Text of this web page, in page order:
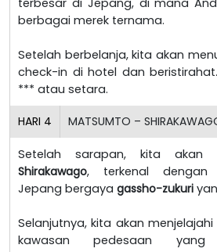
berbagai merek ternama.
Setelah berbelanja, kita akan
check-in di hotel dan
*** atau setara.
HARI 4 MATSUMTO –
Setelah sarapan, kita akan
Shirakawago, terkenal dengan
Jepang bergaya gassho-zukuri
Selanjutnya, kita akan menjelajahi
kawasan pedesaan yang